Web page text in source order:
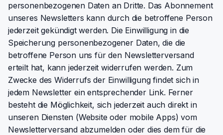
personenbezogenen Daten an Dritte. Das Abonnement
unseres Newsletters kann durch die betroffene Person
jederzeit gekündigt werden. Die Einwilligung in die
Speicherung personenbezogener Daten, die die
betroffene Person uns für den Newsletterversand
erteilt hat, kann jederzeit widerrufen werden. Zum
Zwecke des Widerrufs der Einwilligung findet sich in
jedem Newsletter ein entsprechender Link. Ferner
besteht die Möglichkeit, sich jederzeit auch direkt in
unseren Diensten (Website oder mobile Apps) vom
Newsletterversand abzumelden oder dies dem für die